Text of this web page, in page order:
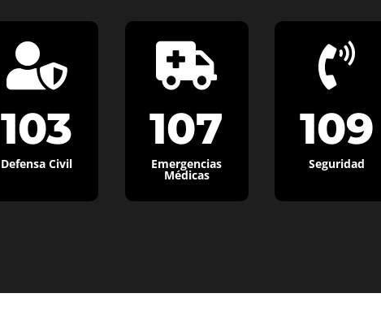

103
Defensa Civil

107
Emergencias
Médicas

109
Seguridad